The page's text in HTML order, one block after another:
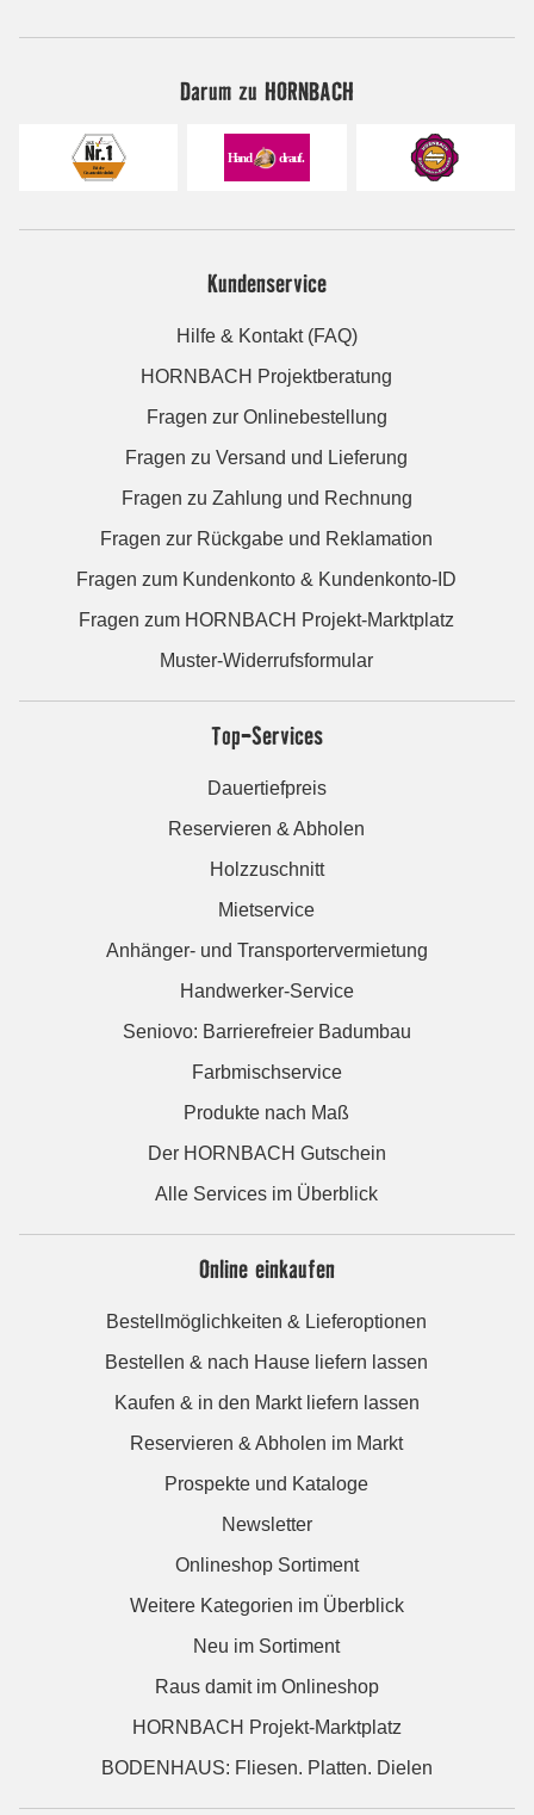
Darum zu HORNBACH
Kundenservice
Hilfe & Kontakt (FAQ)
HORNBACH Projektberatung
Fragen zur Onlinebestellung
Fragen zu Versand und Lieferung
Fragen zu Zahlung und Rechnung
Fragen zur Rückgabe und Reklamation
Fragen zum Kundenkonto & Kundenkonto-ID
Fragen zum HORNBACH Projekt-Marktplatz
Muster-Widerrufsformular
Top-Services
Dauertiefpreis
Reservieren & Abholen
Holzzuschnitt
Mietservice
Anhänger- und Transportervermietung
Handwerker-Service
Seniovo: Barrierefreier Badumbau
Farbmischservice
Produkte nach Maß
Der HORNBACH Gutschein
Alle Services im Überblick
Online einkaufen
Bestellmöglichkeiten & Lieferoptionen
Bestellen & nach Hause liefern lassen
Kaufen & in den Markt liefern lassen
Reservieren & Abholen im Markt
Prospekte und Kataloge
Newsletter
Onlineshop Sortiment
Weitere Kategorien im Überblick
Neu im Sortiment
Raus damit im Onlineshop
HORNBACH Projekt-Marktplatz
BODENHAUS: Fliesen. Platten. Dielen